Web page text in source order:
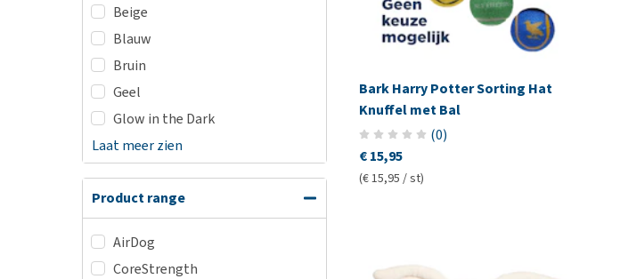
Beige
Blauw
Bruin
Geel
Glow in the Dark
Laat meer zien
Product range
AirDog
CoreStrength
Bark Harry Potter Sorting Hat
Knuffel met Bal
(0)
€ 15,95
(€ 15,95 / st)